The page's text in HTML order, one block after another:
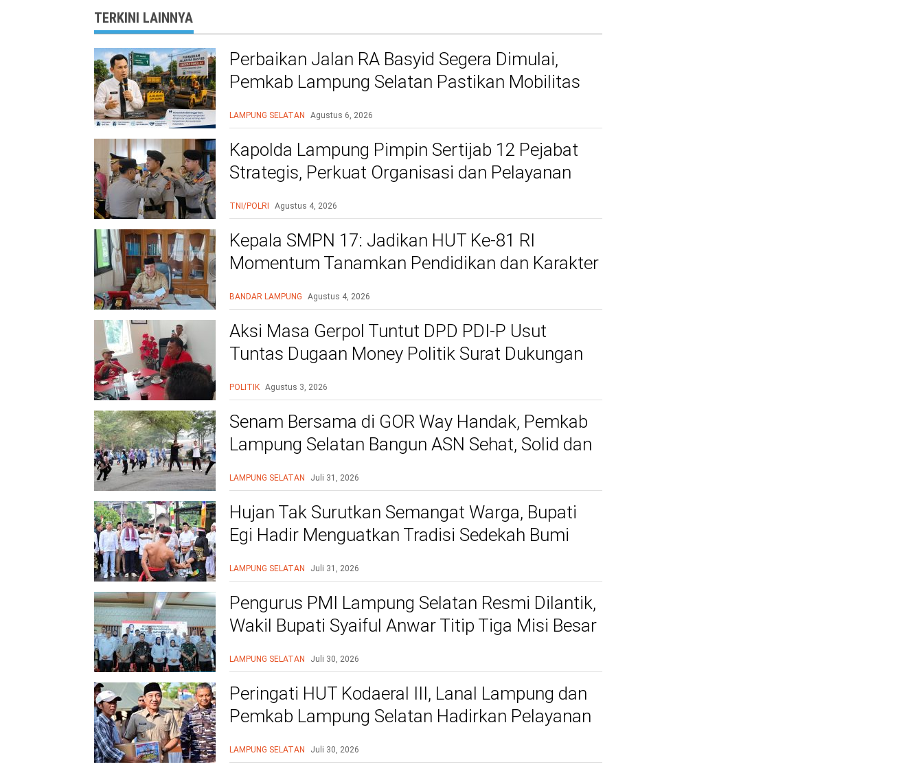
TERKINI LAINNYA
Perbaikan Jalan RA Basyid Segera Dimulai,
Pemkab Lampung Selatan Pastikan Mobilitas
LAMPUNG SELATAN Agustus 6, 2026
Kapolda Lampung Pimpin Sertijab 12 Pejabat
Strategis, Perkuat Organisasi dan Pelayanan
TNI/POLRI Agustus 4, 2026
Kepala SMPN 17: Jadikan HUT Ke-81 RI
Momentum Tanamkan Pendidikan dan Karakter
BANDAR LAMPUNG Agustus 4, 2026
Aksi Masa Gerpol Tuntut DPD PDI-P Usut
Tuntas Dugaan Money Politik Surat Dukungan
POLITIK Agustus 3, 2026
Senam Bersama di GOR Way Handak, Pemkab
Lampung Selatan Bangun ASN Sehat, Solid dan
LAMPUNG SELATAN Juli 31, 2026
Hujan Tak Surutkan Semangat Warga, Bupati
Egi Hadir Menguatkan Tradisi Sedekah Bumi
LAMPUNG SELATAN Juli 31, 2026
Pengurus PMI Lampung Selatan Resmi Dilantik,
Wakil Bupati Syaiful Anwar Titip Tiga Misi Besar
LAMPUNG SELATAN Juli 30, 2026
Peringati HUT Kodaeral III, Lanal Lampung dan
Pemkab Lampung Selatan Hadirkan Pelayanan
LAMPUNG SELATAN Juli 30, 2026